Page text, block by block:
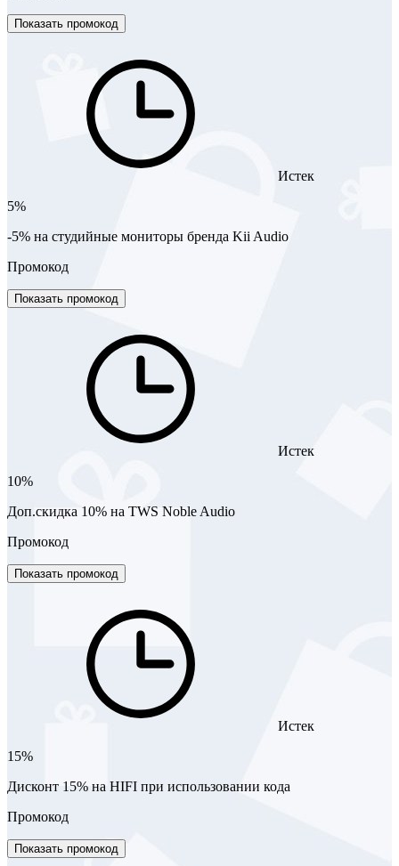
Показать промокод
Истек
5%
-5% на студийные мониторы бренда Kii Audio
Промокод
Показать промокод
Истек
10%
Доп.скидка 10% на TWS Noble Audio
Промокод
Показать промокод
Истек
15%
Дисконт 15% на HIFI при использовании кода
Промокод
Показать промокод